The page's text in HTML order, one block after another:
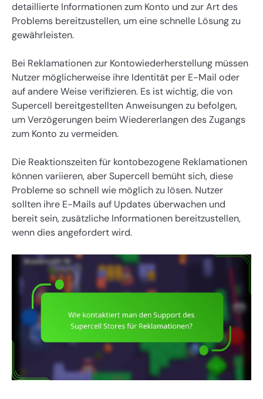
detaillierte Informationen zum Konto und zur Art des
Problems bereitzustellen, um eine schnelle Lösung zu
gewährleisten.
Bei Reklamationen zur Kontowiederherstellung müssen
Nutzer möglicherweise ihre Identität per E-Mail oder
auf andere Weise verifizieren. Es ist wichtig, die von
Supercell bereitgestellten Anweisungen zu befolgen,
um Verzögerungen beim Wiedererlangen des Zugangs
zum Konto zu vermeiden.
Die Reaktionszeiten für kontobezogene Reklamationen
können variieren, aber Supercell bemüht sich, diese
Probleme so schnell wie möglich zu lösen. Nutzer
sollten ihre E-Mails auf Updates überwachen und
bereit sein, zusätzliche Informationen bereitzustellen,
wenn dies angefordert wird.